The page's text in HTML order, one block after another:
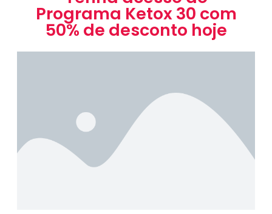
Programa Ketox 30 com
50% de desconto hoje